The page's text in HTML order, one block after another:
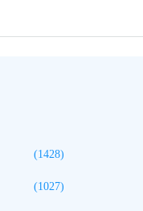
(1428)
(1027)